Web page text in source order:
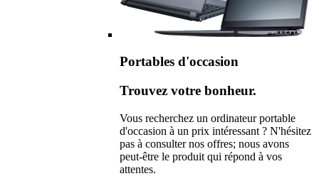
Portables d'occasion
Trouvez votre bonheur.
Vous recherchez un ordinateur portable
d'occasion à un prix intéressant ? N'hésitez
pas à consulter nos offres; nous avons
peut-être le produit qui répond à vos
attentes.